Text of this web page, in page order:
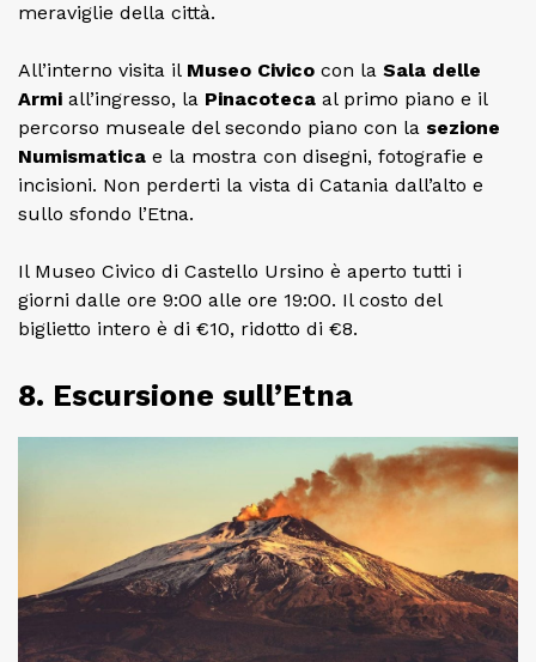
meraviglie della città.
All’interno visita il Museo Civico con la Sala delle
Armi all’ingresso, la Pinacoteca al primo piano e il
percorso museale del secondo piano con la sezione
Numismatica e la mostra con disegni, fotografie e
incisioni. Non perderti la vista di Catania dall’alto e
sullo sfondo l’Etna.
Il Museo Civico di Castello Ursino è aperto tutti i
giorni dalle ore 9:00 alle ore 19:00. Il costo del
biglietto intero è di €10, ridotto di €8.
8. Escursione sull’Etna